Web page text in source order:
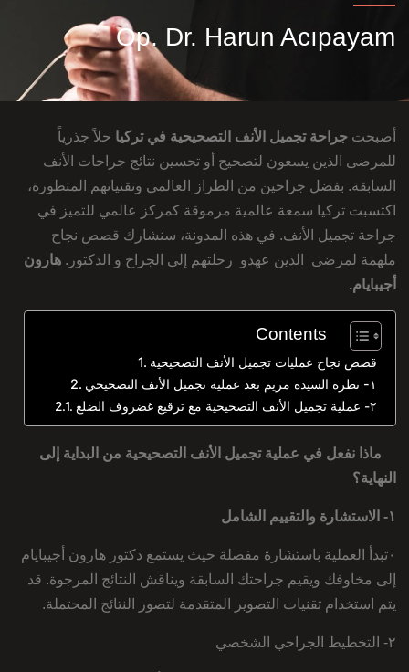
Op. Dr. Harun Acıpayam
أصبحت جراحة تجميل الأنف التصحيحية في تركيا حلاً جذرياً
للمرضى الذين يسعون لتصحيح أو تحسين نتائج جراحات الأنف
السابقة. بفضل جراحين من الطراز العالمي وتقنياتهم المتطورة،
اكتسبت تركيا سمعة عالمية مرموقة كمركز عالمي للتميز في
جراحة تجميل الأنف. في هذه المدونة، سنشارك قصص نجاح
ملهمة لمرضى الذين عهدو رحلتهم إلى الجراح و الدكتور. هارون
أجيبايام.
Contents
قصص نجاح عمليات تجميل الأنف التصحيحية
١- نظرة السيدة مريم بعد عملية تجميل الأنف التصحيحي
٢- عملية تجميل الأنف التصحيحية مع ترقيع غضروف الضلع
ماذا نفعل في عملية تجميل الأنف التصحيحية من البداية إلى
النهاية؟
١- الاستشارة والتقييم الشامل
٠تبدأ العملية باستشارة مفصلة حيث يستمع دكتور هارون أجيبايام
إلى مخاوفك ويقيم جراحتك السابقة ويناقش النتائج المرجوة. قد
يتم استخدام تقنيات التصوير المتقدمة لتصور النتائج المحتملة.
٢- التخطيط الجراحي الشخصي